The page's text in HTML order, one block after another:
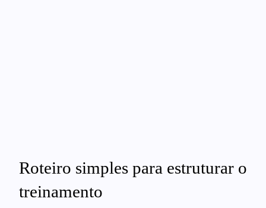
Roteiro simples para estruturar o
treinamento